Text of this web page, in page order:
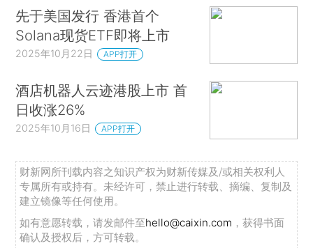
先于美国发行 香港首个
Solana现货ETF即将上市
2025年10月22日 APP打开
酒店机器人云迹港股上市 首
日收涨26%
2025年10月16日 APP打开
财新网所刊载内容之知识产权为财新传媒及/或相关权利人
专属所有或持有。未经许可，禁止进行转载、摘编、复制及
建立镜像等任何使用。
如有意愿转载，请发邮件至hello@caixin.com ，获得书面
确认及授权后，方可转载。